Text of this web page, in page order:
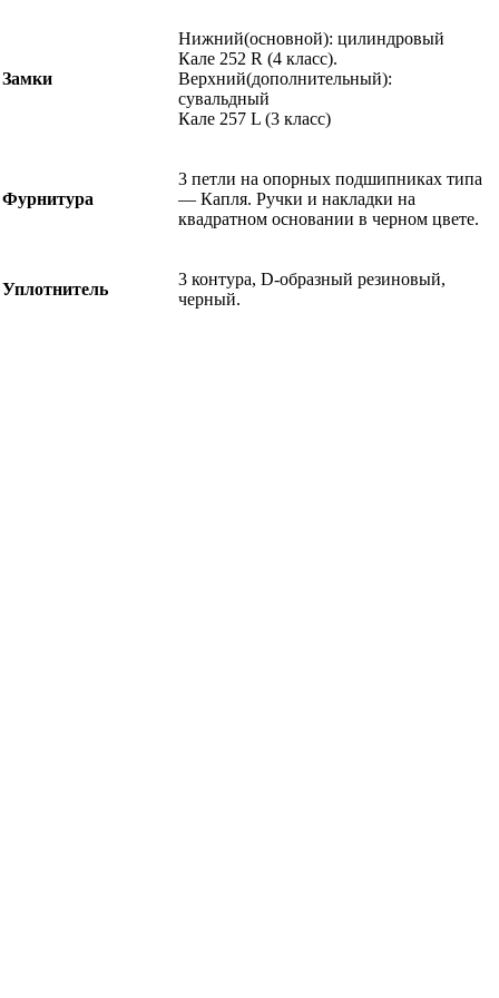
Замки
Нижний(основной): цилиндровый
Кале 252 R (4 класс).
Верхний(дополнительный):
сувальдный
Кале 257 L (3 класс)
Фурнитура
3 петли на опорных подшипниках типа
— Капля. Ручки и накладки на
квадратном основании в черном цвете.
Уплотнитель
3 контура, D-образный резиновый,
черный.